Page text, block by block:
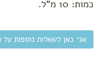
מתיחה
ורידים
בולטים
ורגליים
כמות: 10 מ"ל.
אני כאן לשאלות נוספות על